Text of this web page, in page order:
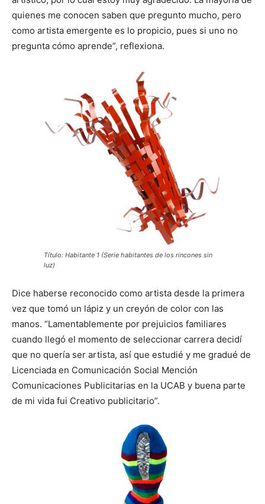
quienes me conocen saben que pregunto mucho, pero
como artista emergente es lo propicio, pues si uno no
pregunta cómo aprende”, reflexiona.
Título: Habitante 1 (Serie habitantes de los rincones sin
luz)
Dice haberse reconocido como artista desde la primera
vez que tomó un lápiz y un creyón de color con las
manos. “Lamentablemente por prejuicios familiares
cuando llegó el momento de seleccionar carrera decidí
que no quería ser artista, así que estudié y me gradué de
Licenciada en Comunicación Social Mención
Comunicaciones Publicitarias en la UCAB y buena parte
de mi vida fui Creativo publicitario”.